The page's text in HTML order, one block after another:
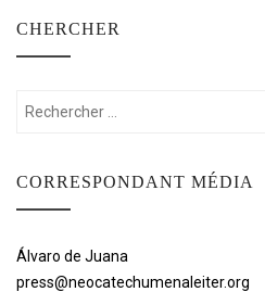
CHERCHER
Rechercher:
CORRESPONDANT MÉDIA
Álvaro de Juana
press@neocatechumenaleiter.org